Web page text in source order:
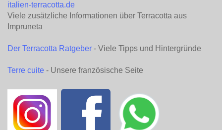
italien-terracotta.de
Viele zusätzliche Informationen über Terracotta aus
Impruneta
Der Terracotta Ratgeber - Viele Tipps und Hintergründe
Terre cuite - Unsere französische Seite